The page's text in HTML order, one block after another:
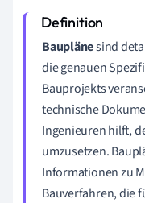
Bauplänesind
die genauen
Bauprojekts
technische
Ingenieuren hilft,
umzusetzen.
Informationen zu
Bauverfahren, die